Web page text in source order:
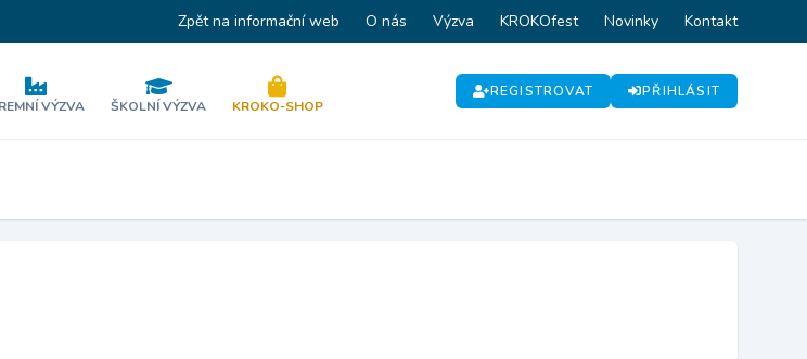
Zpět na informační web O nás Výzva KROKOfest Novinky Kontakt
VÝZVA ŠKOLNÍ VÝZVA KROKO-SHOP
REGISTROVAT PŘIHLÁSIT